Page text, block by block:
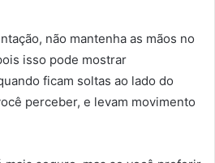
não mantenha as mãos no
isso pode mostrar
ficam soltas ao lado do
perceber, e levam movimento